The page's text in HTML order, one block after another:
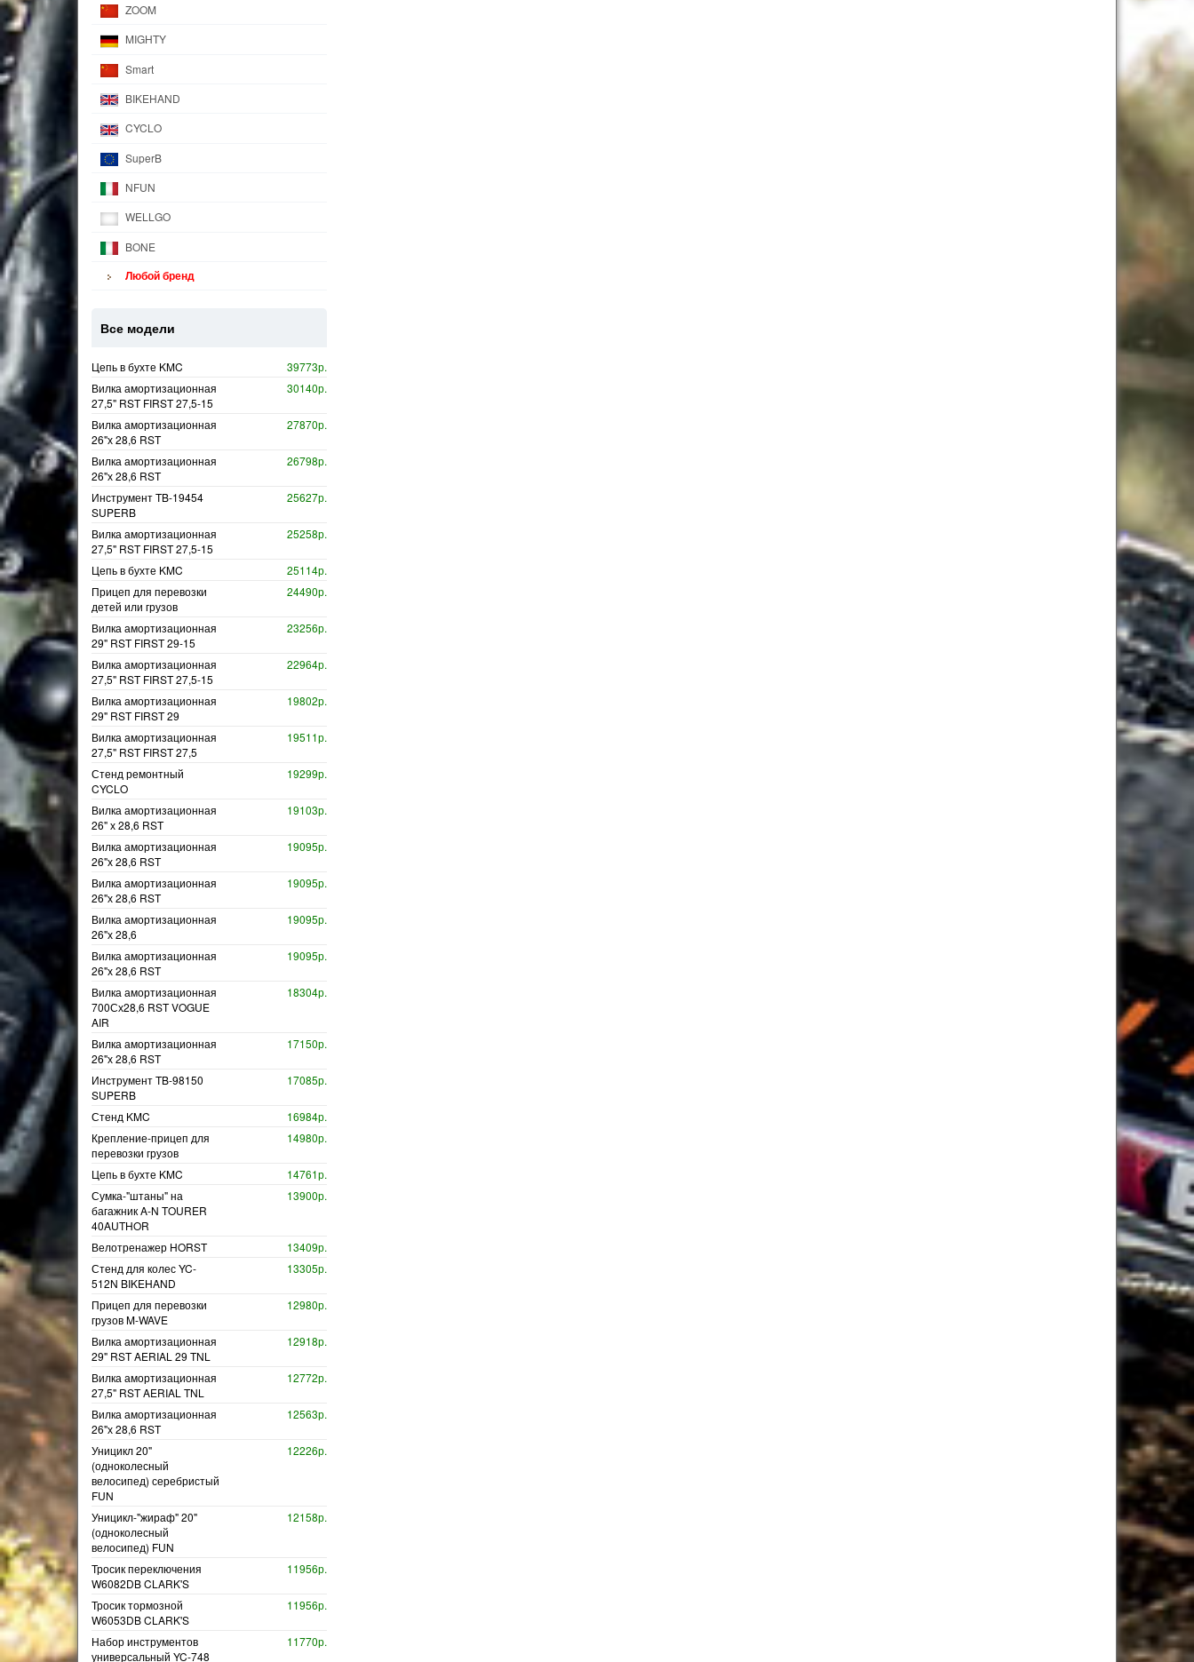
ZOOM
MIGHTY
Smart
BIKEHAND
CYCLO
SuperB
NFUN
WELLGO
BONE
Любой бренд
Все модели
Цепь в бухте KMC
39773р.
Вилка амортизационная
27,5" RST FIRST 27,5-15
30140р.
Вилка амортизационная
26"х 28,6 RST
27870р.
Вилка амортизационная
26"х 28,6 RST
26798р.
Инструмент TB-19454
SUPERB
25627р.
Вилка амортизационная
27,5" RST FIRST 27,5-15
25258р.
Цепь в бухте KMC
25114р.
Прицеп для перевозки
детей или грузов
24490р.
Вилка амортизационная
29" RST FIRST 29-15
23256р.
Вилка амортизационная
27,5" RST FIRST 27,5-15
22964р.
Вилка амортизационная
29" RST FIRST 29
19802р.
Вилка амортизационная
27,5" RST FIRST 27,5
19511р.
Стенд ремонтный
CYCLO
19299р.
Вилка амортизационная
26" х 28,6 RST
19103р.
Вилка амортизационная
26"х 28,6 RST
19095р.
Вилка амортизационная
26"х 28,6 RST
19095р.
Вилка амортизационная
26"х 28,6
19095р.
Вилка амортизационная
26"х 28,6 RST
19095р.
Вилка амортизационная
700Сх28,6 RST VOGUE
AIR
18304р.
Вилка амортизационная
26"х 28,6 RST
17150р.
Инструмент TB-98150
SUPERB
17085р.
Стенд KMC
16984р.
Крепление-прицеп для
перевозки грузов
14980р.
Цепь в бухте KMC
14761р.
Сумка-"штаны" на
багажник A-N TOURER
40AUTHOR
13900р.
Велотренажер HORST
13409р.
Стенд для колес YC-
512N BIKEHAND
13305р.
Прицеп для перевозки
грузов M-WAVE
12980р.
Вилка амортизационная
29" RST AERIAL 29 TNL
12918р.
Вилка амортизационная
27,5" RST AERIAL TNL
12772р.
Вилка амортизационная
26"х 28,6 RST
12563р.
Уницикл 20"
(одноколесный
велосипед) серебристый
FUN
12226р.
Уницикл-"жираф" 20"
(одноколесный
велосипед) FUN
12158р.
Тросик переключения
W6082DB CLARK'S
11956р.
Тросик тормозной
W6053DB CLARK'S
11956р.
Набор инструментов
универсальный YC-748
11770р.